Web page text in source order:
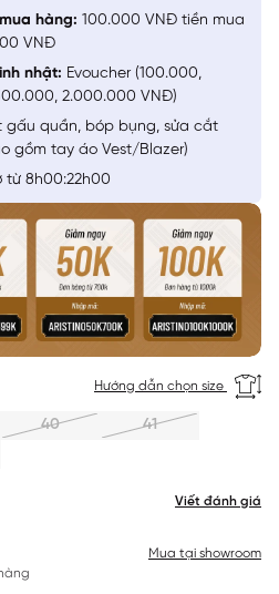
Viết đánh giá
Hướng dẫn chọn size
40
41
Mua tại showroom
hàng: 100.000 VNĐ tiền mua
VNĐ
nhật: Evoucher (100.000,
2.000.000 VNĐ)
gấu quần, bóp bụng, sửa cắt
gồm tay áo Vest/Blazer)
từ 8h00:22h00